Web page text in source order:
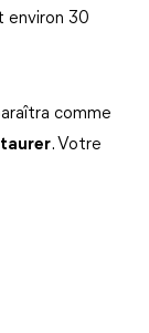
environ 30
comme
. Votre